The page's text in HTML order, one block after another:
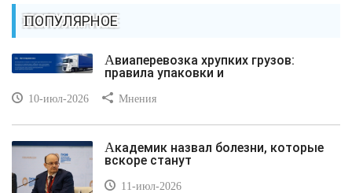
ПОПУЛЯРНОЕ
Авиаперевозка хрупких грузов:
правила упаковки и
10-июл-2026 Мнения
Академик назвал болезни, которые
вскоре станут
11-июл-2026